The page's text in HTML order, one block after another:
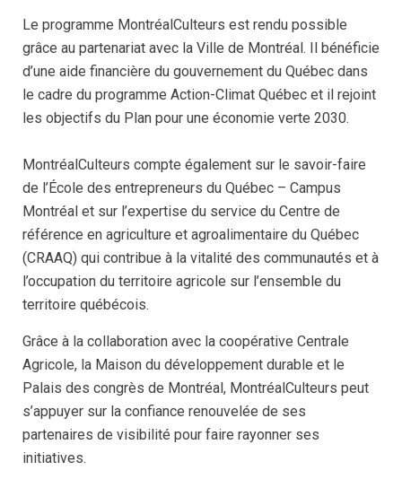
Le programme MontréalCulteurs est rendu possible
grâce au partenariat avec la Ville de Montréal. Il bénéficie
d’une aide financière du gouvernement du Québec dans
le cadre du programme Action-Climat Québec et il rejoint
les objectifs du Plan pour une économie verte 2030.
MontréalCulteurs compte également sur le savoir-faire
de l’École des entrepreneurs du Québec – Campus
Montréal et sur l’expertise du service du Centre de
référence en agriculture et agroalimentaire du Québec
(CRAAQ) qui contribue à la vitalité des communautés et à
l’occupation du territoire agricole sur l’ensemble du
territoire québécois.
Grâce à la collaboration avec la coopérative Centrale
Agricole, la Maison du développement durable et le
Palais des congrès de Montréal, MontréalCulteurs peut
s’appuyer sur la confiance renouvelée de ses
partenaires de visibilité pour faire rayonner ses
initiatives.